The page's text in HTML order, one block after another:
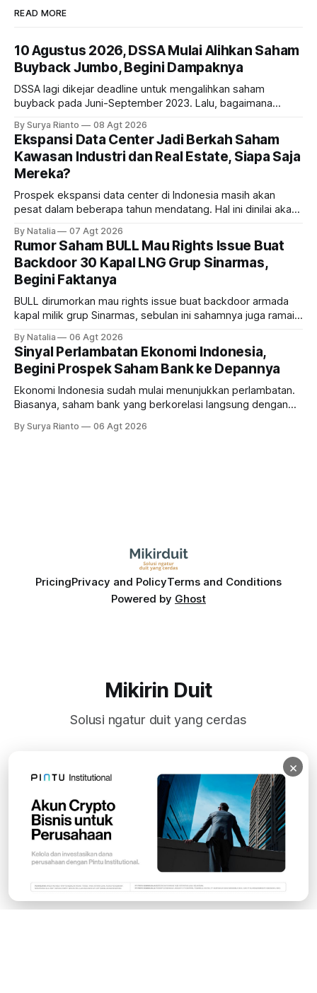
READ MORE
10 Agustus 2026, DSSA Mulai Alihkan Saham
Buyback Jumbo, Begini Dampaknya
DSSA lagi dikejar deadline untuk mengalihkan saham
buyback pada Juni-September 2023. Lalu, bagaimana
By Surya Rianto 08 Agt 2026
Ekspansi Data Center Jadi Berkah Saham
Kawasan Industri dan Real Estate, Siapa Saja
Mereka?
Prospek ekspansi data center di Indonesia masih akan
pesat dalam beberapa tahun mendatang. Hal ini dinilai akan
estate, ada siapa saja mereka?
By Natalia 07 Agt 2026
Rumor Saham BULL Mau Rights Issue Buat
Backdoor 30 Kapal LNG Grup Sinarmas,
Begini Faktanya
BULL dirumorkan mau rights issue buat backdoor armada
kapal milik grup Sinarmas, sebulan ini sahamnya juga ramai
masih menarik dilirik?
By Natalia 06 Agt 2026
Sinyal Perlambatan Ekonomi Indonesia,
Begini Prospek Saham Bank ke Depannya
Ekonomi Indonesia sudah mulai menunjukkan perlambatan.
Biasanya, saham bank yang berkorelasi langsung dengan
bank ke depannya?
By Surya Rianto 06 Agt 2026
PricingPrivacy and PolicyTerms and Conditions
Powered by Ghost
Mikirin Duit
Solusi ngatur duit yang cerdas
Subscribe
×